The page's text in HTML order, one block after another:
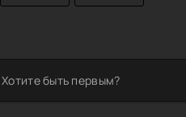
быть первым?